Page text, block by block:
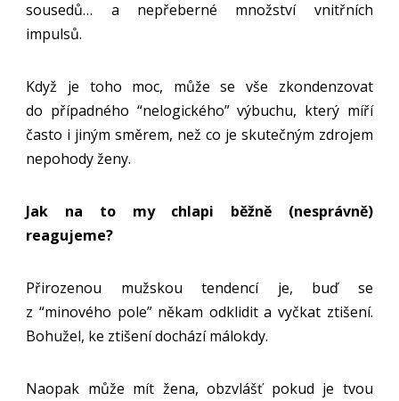
sousedů… a nepřeberné množství vnitřních
impulsů.
Když je toho moc, může se vše zkondenzovat
do případného “nelogického” výbuchu, který míří
často i jiným směrem, než co je skutečným zdrojem
nepohody ženy.
Jak na to my chlapi běžně (nesprávně)
reagujeme?
Přirozenou mužskou tendencí je, buď se
z “minového pole” někam odklidit a vyčkat ztišení.
Bohužel, ke ztišení dochází málokdy.
Naopak může mít žena, obzvlášť pokud je tvou